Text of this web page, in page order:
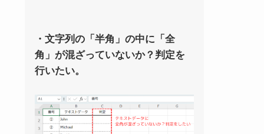
・文字列の「半角」の中に「全
角」が混ざっていないか？判定を
行いたい。